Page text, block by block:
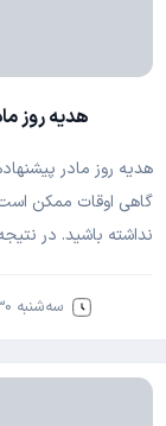
هدیه روز
هدیه روز مادر
گاهی اوقات ممکن است
نداشته باشید. در
سه‌شنبه 30 آوریل 2013